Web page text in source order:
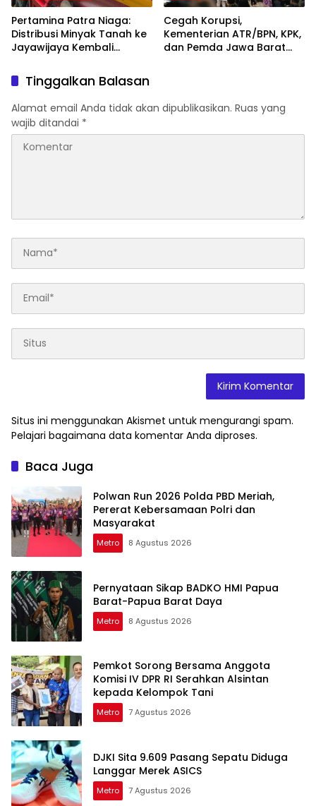
Pertamina Patra Niaga:
Distribusi Minyak Tanah ke
Jayawijaya Kembali
Cegah Korupsi,
Kementerian ATR/BPN, KPK,
dan Pemda Jawa Barat
Tinggalkan Balasan
Alamat email Anda tidak akan dipublikasikan. Ruas yang
wajib ditandai *
Situs ini menggunakan Akismet untuk mengurangi spam.
Pelajari bagaimana data komentar Anda diproses.
Baca Juga
Polwan Run 2026 Polda PBD Meriah,
Pererat Kebersamaan Polri dan
Masyarakat
Metro 8 Agustus 2026
Pernyataan Sikap BADKO HMI Papua
Barat-Papua Barat Daya
Metro 8 Agustus 2026
Pemkot Sorong Bersama Anggota
Komisi IV DPR RI Serahkan Alsintan
kepada Kelompok Tani
Metro 7 Agustus 2026
DJKI Sita 9.609 Pasang Sepatu Diduga
Langgar Merek ASICS
Metro 7 Agustus 2026